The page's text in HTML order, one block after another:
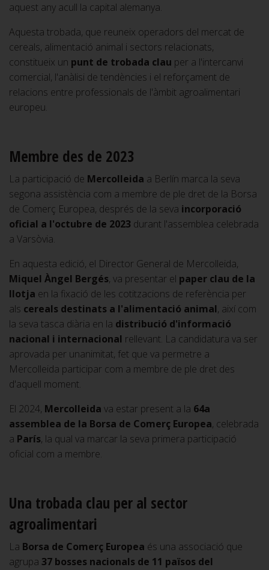
aquest any acull la capital alemanya.
Aquesta trobada, que reuneix operadors del mercat de
cereals, alimentació animal i sectors relacionats,
constitueix un punt de trobada clau per a l'intercanvi
comercial, l'anàlisi de tendències i el reforçament de
relacions entre professionals de l'àmbit agroalimentari
europeu.
Membre des de 2023
La participació de Mercolleida a Berlín marca la seva
segona assistència com a membre de ple dret de la Borsa
de Comerç Europea, després de la seva incorporació
oficial a l'octubre de 2023 durant l'assemblea celebrada
a Varsòvia.
En aquesta edició, el Director General de Mercolleida,
Miquel Àngel Bergés, va presentar el paper clau de la
llotja en la fixació de les cotitzacions de referència per
als cereals destinats a l'alimentació animal, així com
la seva tasca diària en la distribució d'informació
nacional i internacional rellevant. La candidatura va ser
aprovada per unanimitat, fet que va permetre a
Mercolleida participar com a membre de ple dret des
d'aquell moment.
El 2024, Mercolleida va estar present a la 64a
assemblea de la Borsa de Comerç Europea, celebrada
a París, la qual va marcar la seva primera participació
oficial com a membre.
Una trobada clau per al sector
agroalimentari
La Borsa de Comerç Europea és una associació que
agrupa 37 bosses nacionals de 11 països del